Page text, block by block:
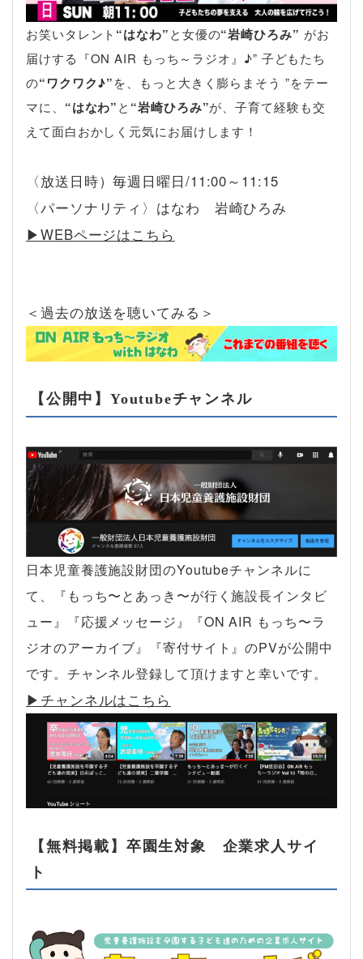
お笑いタレント “はなわ”と女優の“岩崎ひろみ” がお
届けする『ON AIR もっち～ラジオ』♪” 子どもたち
の“ワクワク♪”を、もっと大きく膨らまそう ”をテー
マに、 “はなわ”と “岩崎ひろみ”が、子育て経験も交
えて面白おかしく元気にお届けします！
〈放送日時）毎週日曜日/11:00～11:15
〈パーソナリティ〉はなわ 岩崎ひろみ
▶︎WEBページはこちら
＜過去の放送を聴いてみる＞
【公開中】Youtubeチャンネル
日本児童養護施設財団のYoutubeチャンネルに
て、『もっち〜とあっき〜が行く施設長インタビ
ュー』『応援メッセージ』『ON AIR もっち〜ラ
ジオのアーカイブ』『寄付サイト』のPVが公開中
です。チャンネル登録して頂けますと幸いです。
▶︎チャンネルはこちら
【無料掲載】卒園生対象 企業求人サイ
ト